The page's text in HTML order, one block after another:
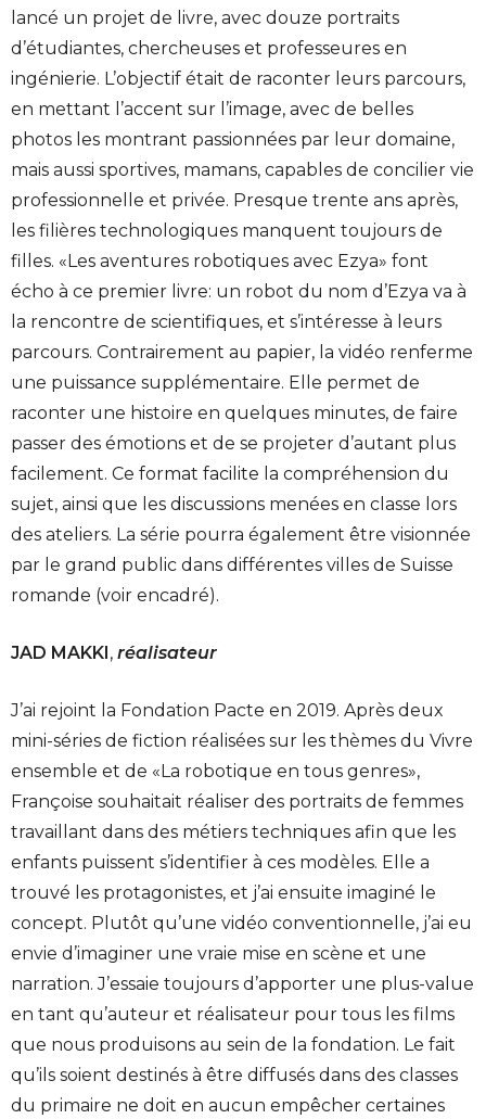
lancé un projet de livre, avec douze portraits
d’étudiantes, chercheuses et professeures en
ingénierie. L’objectif était de raconter leurs parcours,
en mettant l’accent sur l’image, avec de belles
photos les montrant passionnées par leur domaine,
mais aussi sportives, mamans, capables de concilier vie
professionnelle et privée. Presque trente ans après,
les filières technologiques manquent toujours de
filles. «Les aventures robotiques avec Ezya» font
écho à ce premier livre: un robot du nom d’Ezya va à
la rencontre de scientifiques, et s’intéresse à leurs
parcours. Contrairement au papier, la vidéo renferme
une puissance supplémentaire. Elle permet de
raconter une histoire en quelques minutes, de faire
passer des émotions et de se projeter d’autant plus
facilement. Ce format facilite la compréhension du
sujet, ainsi que les discussions menées en classe lors
des ateliers. La série pourra également être visionnée
par le grand public dans différentes villes de Suisse
romande (voir encadré).
JAD MAKKI , réalisateur
J’ai rejoint la Fondation Pacte en 2019. Après deux
mini-séries de fiction réalisées sur les thèmes du Vivre
ensemble et de «La robotique en tous genres»,
Françoise souhaitait réaliser des portraits de femmes
travaillant dans des métiers techniques afin que les
enfants puissent s’identifier à ces modèles. Elle a
trouvé les protagonistes, et j’ai ensuite imaginé le
concept. Plutôt qu’une vidéo conventionnelle, j’ai eu
envie d’imaginer une vraie mise en scène et une
narration. J’essaie toujours d’apporter une plus-value
en tant qu’auteur et réalisateur pour tous les films
que nous produisons au sein de la fondation. Le fait
qu’ils soient destinés à être diffusés dans des classes
du primaire ne doit en aucun empêcher certaines